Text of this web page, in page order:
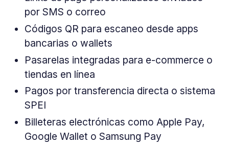
por SMS o correo
Códigos QR para escaneo desde apps
bancarias o wallets
Pasarelas integradas para e-commerce o
tiendas en línea
Pagos por transferencia directa o sistema
SPEI
Billeteras electrónicas como Apple Pay,
Google Wallet o Samsung Pay